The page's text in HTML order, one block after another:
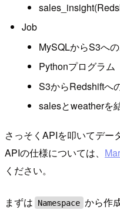
Job
MySQLからS3へ
Pythonプログラム
S3からRedshiftへ
salesとweatherを
さっそくAPIを叩いてデー
APIの仕様については、
ください。
まずは Namespace から作